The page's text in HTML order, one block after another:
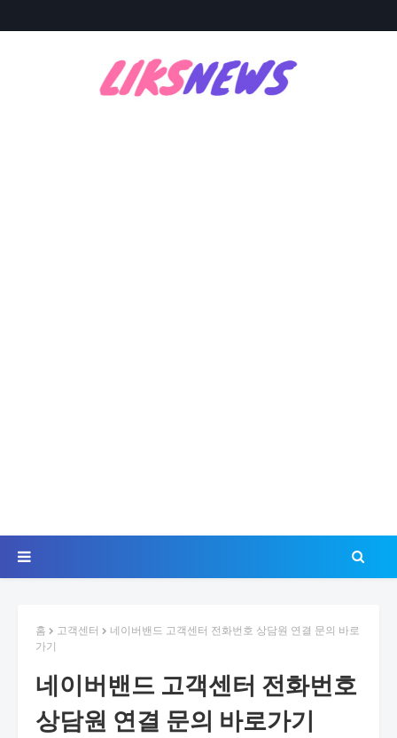
홈 고객센터
네이버밴드 고객센터 전화번호 상담원 연결 문의 바로
가기
네이버밴드 고객센터 전화번호
상담원 연결 문의 바로가기